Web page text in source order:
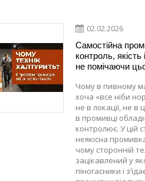
02.02.2026
Самостійна
контроль, якість
не помічаючи
Чому в пивному
хоча «все ніби
не в локації, не в
в промивці
контролює. У цій
неякісна
чому сторонній
зацікавлений у
піногасники і